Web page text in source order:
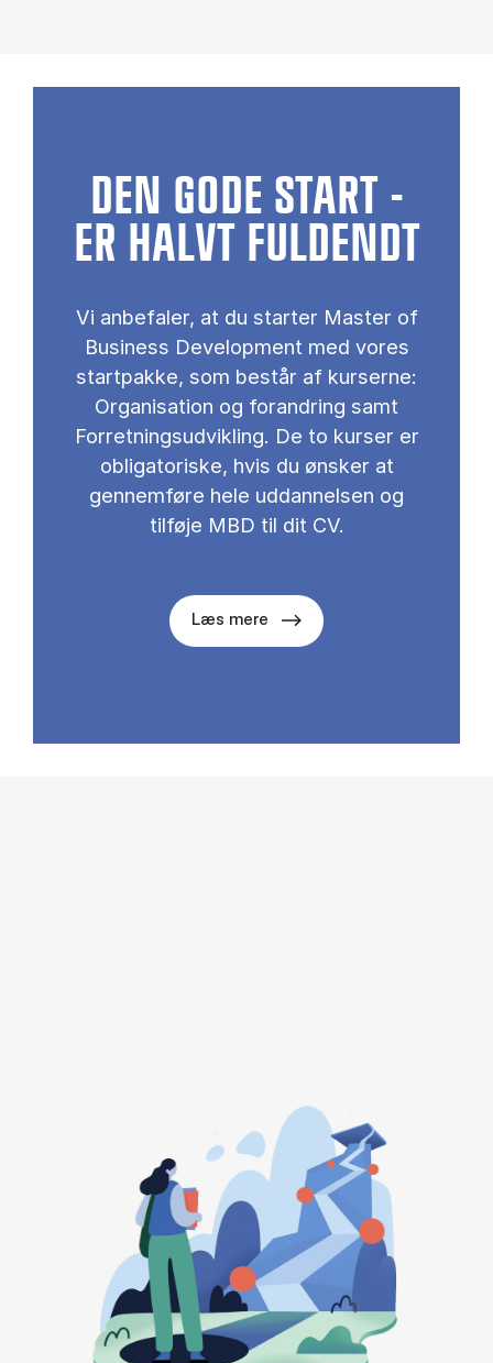
DEN GODE START -
ER HALVT FULDENDT
Vi anbefaler, at du starter Master of
Business Development med vores
startpakke, som består af kurserne:
Organisation og forandring samt
Forretningsudvikling. De to kurser er
obligatoriske, hvis du ønsker at
gennemføre hele uddannelsen og
tilføje MBD til dit CV.
Læs mere